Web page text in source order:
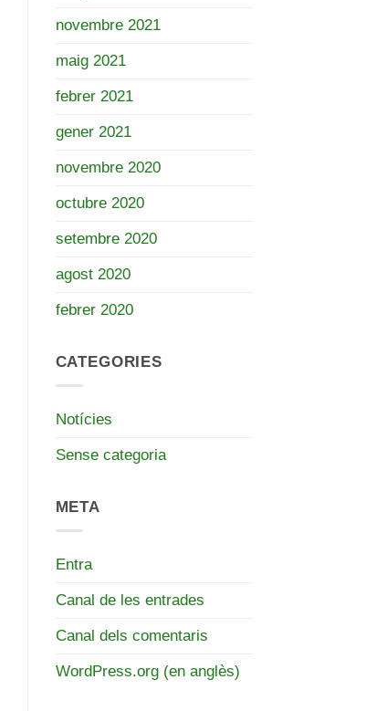
novembre 2021
maig 2021
febrer 2021
gener 2021
novembre 2020
octubre 2020
setembre 2020
agost 2020
febrer 2020
CATEGORIES
Notícies
Sense categoria
META
Entra
Canal de les entrades
Canal dels comentaris
WordPress.org (en anglès)